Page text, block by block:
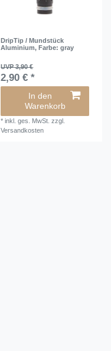
DripTip / Mundstück
Aluminium, Farbe: gray
UVP 3,90 €
2,90 € *
In den
Warenkorb
*inkl. ges. MwSt. zzgl.
Versandkosten